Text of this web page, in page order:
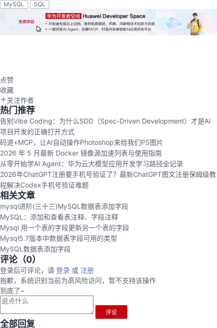
MySQL SQL
点赞
收藏
关注作者
热门推荐
告别Vibe Coding：为什么SDD（Spec-Driven Development）才是AI
项目开发的正确打开方式
码道+MCP，让AI自动操作Photoshop来给我们PS图片
2026 年 5 月最新 Docker 镜像源加速列表与使用指南
从零开始学AI Agent：华为云大模型应用开发学习路径全记录
2026年ChatGPT注册要手机号验证了？最新ChatGPT图文注册保姆级教
程解决Codex手机号验证难题
相关文章
mysql进阶(三十三)MySQL数据表添加字段
MySQL：添加和查看表注释、字段注释
Mysql 用一个表的字段更新另一个表的字段
Mysql5.7版本中数据表字段可用的类型
MySQL数据表添加字段
评论（0）
登录后可评论，请 登录 或 注册
抱歉，系统识别当前为高风险访问，暂不支持该操作
到底了~
评论
全部回复